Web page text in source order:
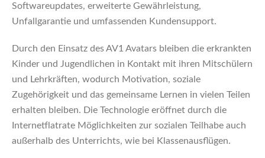
Softwareupdates, erweiterte Gewährleistung,
Unfallgarantie und umfassenden Kundensupport.
Durch den Einsatz des AV1 Avatars bleiben die erkrankten
Kinder und Jugendlichen in Kontakt mit ihren Mitschülern
und Lehrkräften, wodurch Motivation, soziale
Zugehörigkeit und das gemeinsame Lernen in vielen Teilen
erhalten bleiben. Die Technologie eröffnet durch die
Internetflatrate Möglichkeiten zur sozialen Teilhabe auch
außerhalb des Unterrichts, wie bei Klassenausflügen.